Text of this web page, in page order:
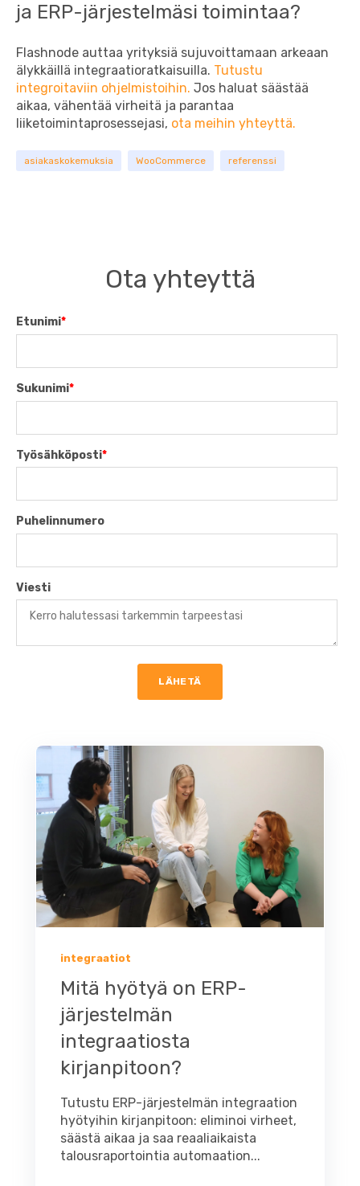
ja ERP-järjestelmäsi toimintaa?
Flashnode auttaa yrityksiä sujuvoittamaan arkeaan
älykkäillä integraatioratkaisuilla. Tutustu
integroitaviin ohjelmistoihin. Jos haluat säästää
aikaa, vähentää virheitä ja parantaa
liiketoimintaprosessejasi, ota meihin yhteyttä.
asiakaskokemuksia WooCommerce referenssi
Ota yhteyttä
Etunimi*
Sukunimi*
Työsähköposti*
Puhelinnumero
Viesti
integraatiot
Mitä hyötyä on ERP-
järjestelmän
integraatiosta
kirjanpitoon?
Tutustu ERP-järjestelmän integraation
hyötyihin kirjanpitoon: eliminoi virheet,
säästä aikaa ja saa reaaliaikaista
talousraportointia automaation...